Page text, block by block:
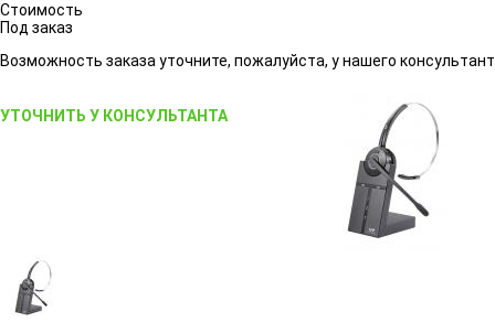
Стоимость
Под заказ
Возможность заказа уточните, пожалуйста, у нашего
УТОЧНИТЬ У КОНСУЛЬТАНТА